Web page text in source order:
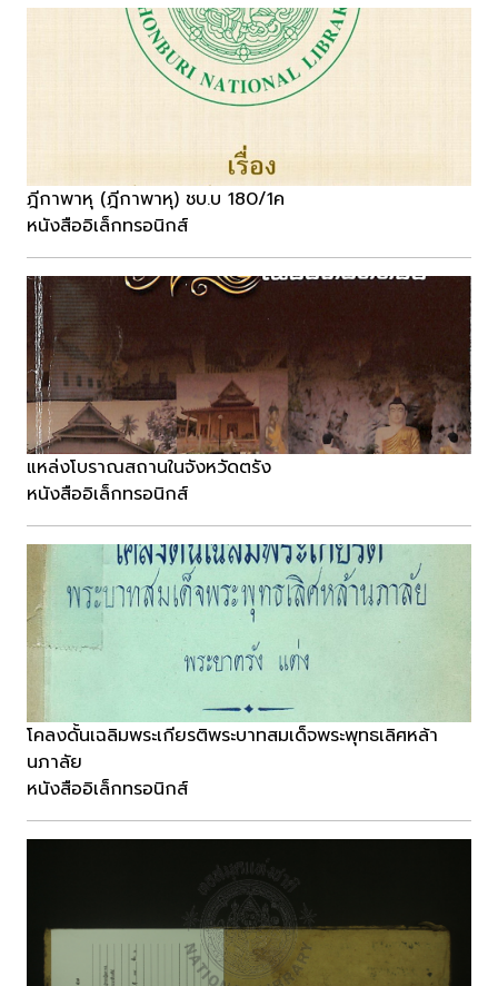
ฎีกาพาหุ (ฎีกาพาหุ) ชบ.บ 180/1ค
หนังสืออิเล็กทรอนิกส์
แหล่งโบราณสถานในจังหวัดตรัง
หนังสืออิเล็กทรอนิกส์
โคลงดั้นเฉลิมพระเกียรติพระบาทสมเด็จพระพุทธเลิศหล้า
นภาลัย
หนังสืออิเล็กทรอนิกส์